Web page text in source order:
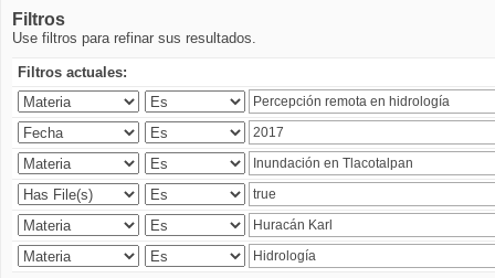
Filtros
Use filtros para refinar sus resultados.
Filtros actuales: